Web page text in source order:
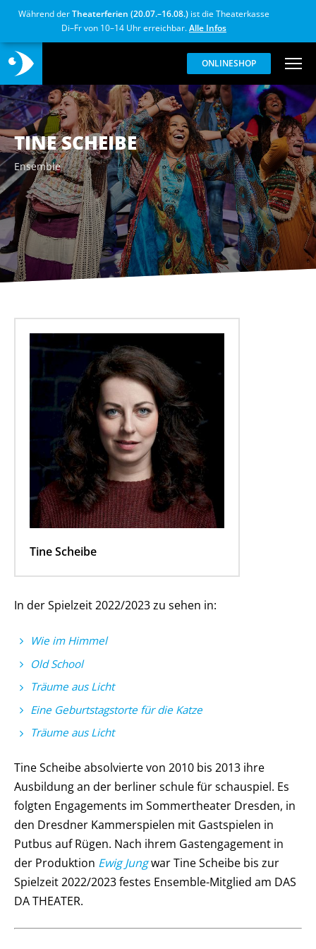
Während derTheaterferien (20.07.–16.08.) ist die Theaterkasse
Di–Fr von 10–14 Uhr erreichbar.Alle Infos
ONLINESHOP
TINE SCHEIBE
Ensemble
Tine Scheibe
In der Spielzeit 2022/2023 zu sehen in:
Wie im Himmel
Old School
Träume aus Licht
Eine Geburtstagstorte für die Katze
Träume aus Licht
Tine Scheibe absolvierte von 2010 bis 2013 ihre
Ausbildung an der berliner schule für schauspiel. Es
folgten Engagements im Sommertheater Dresden, in
den Dresdner Kammerspielen mit Gastspielen in
Putbus auf Rügen. Nach ihrem Gastengagement in
der Produktion Ewig Jungwar Tine Scheibe bis zur
Spielzeit 2022/2023 festes Ensemble-Mitglied am DAS
DA THEATER.